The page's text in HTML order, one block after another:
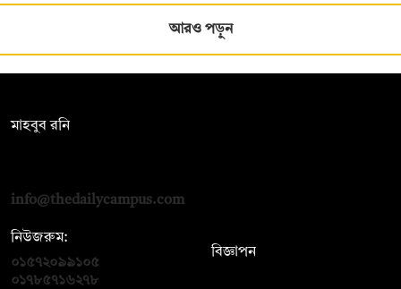
আরও পড়ুন
মাহবুব রনি
info@thedailycampus.com
নিউজরুম:
০১৫৭২০৯৯১০৫
০১৭৮৫৭১৬২৭৮
বিজ্ঞাপন